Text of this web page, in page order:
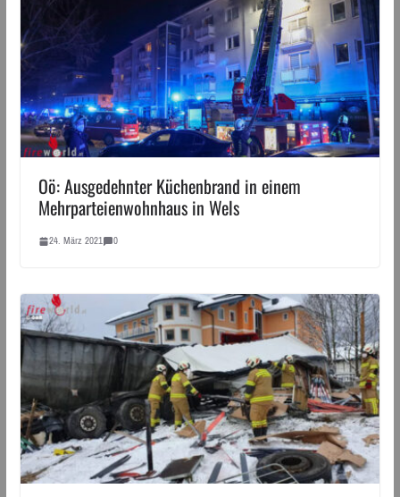
Oö: Ausgedehnter Küchenbrand in einem
Mehrparteienwohnhaus in Wels
24. März 2021 0